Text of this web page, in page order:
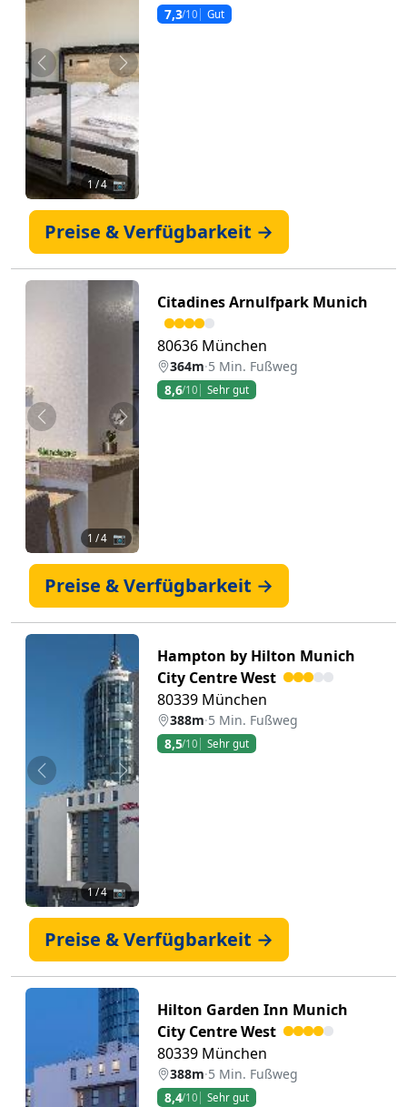
Zurück Weiter
1 / 4 📷
7,3/10 Gut
Preise & Verfügbarkeit →
Zurück Weiter
1 / 4 📷
Citadines Arnulfpark Munich
80636 München
364m·5 Min. Fußweg
8,6/10 Sehr gut
Preise & Verfügbarkeit →
Zurück Weiter
1/ 4 📷
Hampton by Hilton Munich
City Centre West
80339 München
388m·5 Min. Fußweg
8,5/10 Sehr gut
Preise & Verfügbarkeit →
Hilton Garden Inn Munich
City Centre West
80339 München
388m·5 Min. Fußweg
8,4/10 Sehr gut